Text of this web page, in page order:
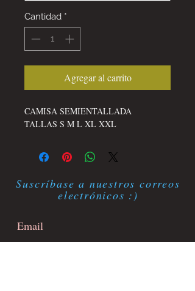
Cantidad *
Agregar al carrito
CAMISA SEMIENTALLADA
TALLAS S M L XL XXL
Suscríbase a nuestros correos
electrónicos :)